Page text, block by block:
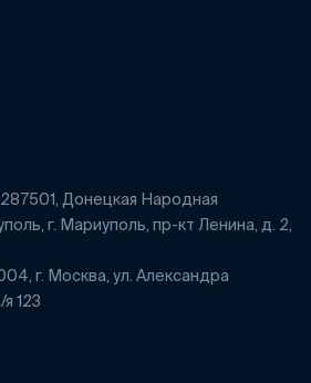
Донецкая Народная
г. Мариуполь, пр-кт Ленина, д. 2,
г. Москва, ул. Александра
123